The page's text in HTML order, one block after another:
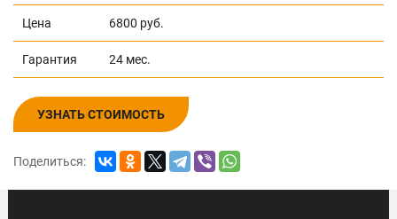
Цена 6800 руб.
Гарантия 24 мес.
УЗНАТЬ СТОИМОСТЬ
Поделиться: